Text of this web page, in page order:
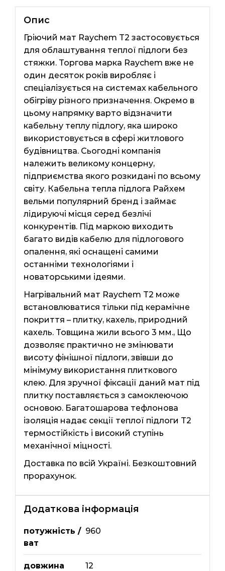
Опис
Гріючий мат Raychem T2 застосовується
для облаштування теплої підлоги без
стяжки. Торгова марка Raychem вже не
один десяток років виробляє і
спеціалізується на системах кабельного
обігріву різного призначення. Окремо в
цьому напрямку варто відзначити
кабельну теплу підлогу, яка широко
використовується в сфері житлового
будівництва. Сьогодні компанія
належить великому концерну,
підприємства якого розкидані по всьому
світу. Кабельна тепла підлога Райхем
вельми популярний бренд і займає
лідируючі місця серед безлічі
конкурентів. Під маркою виходить
багато видів кабелю для підлогового
опалення, які оснащені самими
останніми технологіями і
новаторськими ідеями.
Нагрівальний мат Raychem T2 може
встановлюватися тільки під керамічне
покриття – плитку, кахель, природний
кахель. Товщина жили всього 3 мм., Що
дозволяє практично не змінювати
висоту фінішної підлоги, звівши до
мінімуму використання плиткового
клею. Для зручної фіксації даний мат під
плитку поставляється з самоклеючою
основою. Багатошарова тефлонова
ізоляція надає секції теплої підлоги Т2
термостійкість і високий ступінь
механічної міцності.
Доставка по всій Україні. Безкоштовний
прорахунок.
Додаткова інформація
потужність /
ват
960
довжина
12